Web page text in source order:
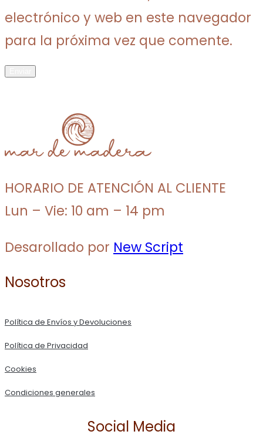
electrónico y web en este navegador
para la próxima vez que comente.
HORARIO DE ATENCIÓN AL CLIENTE
Lun – Vie: 10 am – 14 pm
Desarollado por New Script
Nosotros
Política de Envíos y Devoluciones
Política de Privacidad
Cookies
Condiciones generales
Social Media